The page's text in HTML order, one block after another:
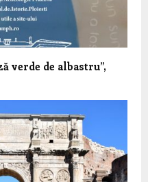
verde de albastru”,